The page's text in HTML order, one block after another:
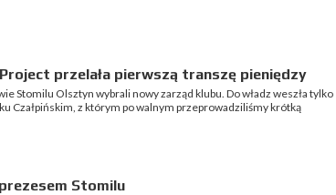
przelała pierwszą transzę pieniędzy
Stomilu Olsztyn wybrali nowy zarząd klubu. Do władz weszła tylko
Czałpińskim, z którym po walnym przeprowadziliśmy krótką
Stomilu